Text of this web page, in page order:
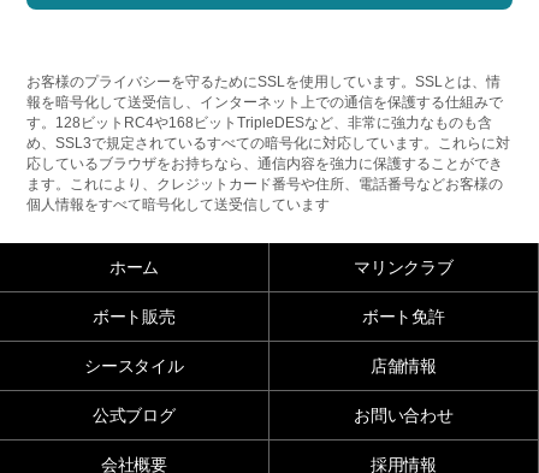
お客様のプライバシーを守るためにSSLを使用しています。SSLとは、情
報を暗号化して送受信し、インターネット上での通信を保護する仕組みで
す。128ビットRC4や168ビットTripleDESなど、非常に強力なものも含
め、SSL3で規定されているすべての暗号化に対応しています。これらに対
応しているブラウザをお持ちなら、通信内容を強力に保護することができ
ます。これにより、クレジットカード番号や住所、電話番号などお客様の
個人情報をすべて暗号化して送受信しています
ホーム マリンクラブ
ボート販売 ボート免許
シースタイル 店舗情報
公式ブログ お問い合わせ
会社概要 採用情報